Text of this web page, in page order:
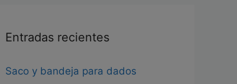
Entradas recientes
Saco y bandeja para dados